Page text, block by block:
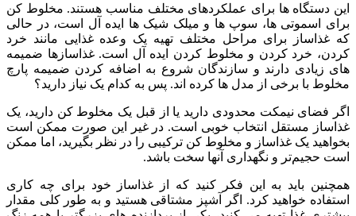
این دستگاه ها برای عملکردهای مختلف مناسب هستند. مخلوط کن
برای اسموتی ها، سوپ ها و میلک شیک ها ایده آل است، در حالی
که غذاساز برای مراحل مختلف تهیه یک وعده غذایی مانند خرد
کردن، خرد کردن و مخلوط کردن ایده آل است. غذاسازها ضمیمه
های زیادی دارند و سازندگان شروع به اضافه کردن ضمیمه پارچ
مخلوط با برخی از مدل ها کرده اند. پس به کدام یک نیاز دارید؟
اگر فضای نیمکت محدودی دارید یا از قبل یک مخلوط کن دارید، یک
غذاساز مستقل انتخاب خوبی است. در غیر این صورت ممکن است
بخواهید یک غذاساز و مخلوط کن ترکیبی را در نظر بگیرید، اما ممکن
است حجیم‌تر و نگهداری آنها سخت باشد.
همچنین باید به این فکر کنید که از غذاساز خود برای چه کاری
استفاده خواهید کرد. اگر آشپز مشتاقی هستید و به طور کلی مقدار